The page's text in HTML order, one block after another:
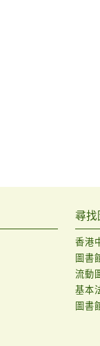
尋找
香港
圖書
流動
基本
圖書